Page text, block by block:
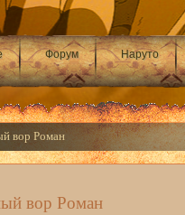
Форум Наруто
вор Роман
вор Роман